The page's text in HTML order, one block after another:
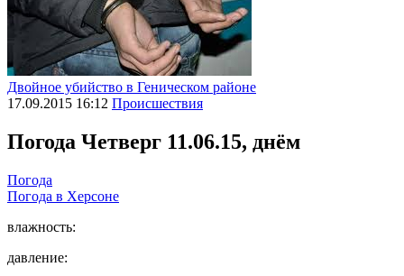
Двойное убийство в Геническом районе
17.09.2015 16:12 Происшествия
Погода Четверг 11.06.15, днём
Погода
Погода в Херсоне
влажность:
давление: